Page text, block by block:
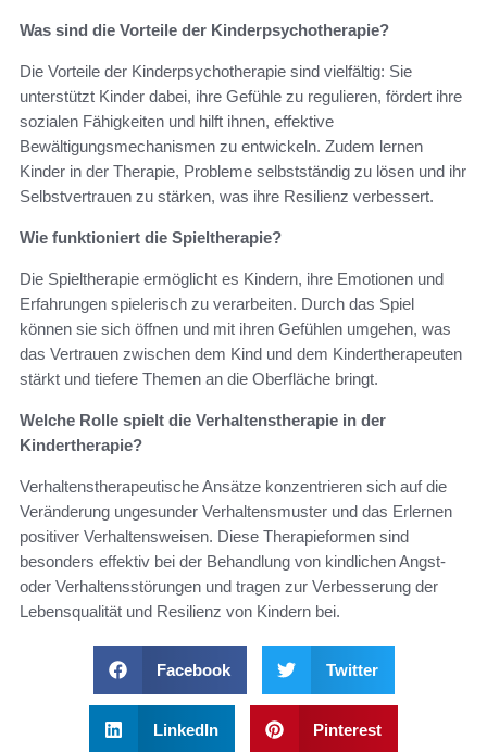
Was sind die Vorteile der Kinderpsychotherapie?
Die Vorteile der Kinderpsychotherapie sind vielfältig: Sie
unterstützt Kinder dabei, ihre Gefühle zu regulieren, fördert ihre
sozialen Fähigkeiten und hilft ihnen, effektive
Bewältigungsmechanismen zu entwickeln. Zudem lernen
Kinder in der Therapie, Probleme selbstständig zu lösen und ihr
Selbstvertrauen zu stärken, was ihre Resilienz verbessert.
Wie funktioniert die Spieltherapie?
Die Spieltherapie ermöglicht es Kindern, ihre Emotionen und
Erfahrungen spielerisch zu verarbeiten. Durch das Spiel
können sie sich öffnen und mit ihren Gefühlen umgehen, was
das Vertrauen zwischen dem Kind und dem Kindertherapeuten
stärkt und tiefere Themen an die Oberfläche bringt.
Welche Rolle spielt die Verhaltenstherapie in der
Kindertherapie?
Verhaltenstherapeutische Ansätze konzentrieren sich auf die
Veränderung ungesunder Verhaltensmuster und das Erlernen
positiver Verhaltensweisen. Diese Therapieformen sind
besonders effektiv bei der Behandlung von kindlichen Angst-
oder Verhaltensstörungen und tragen zur Verbesserung der
Lebensqualität und Resilienz von Kindern bei.
Facebook Twitter
LinkedIn Pinterest